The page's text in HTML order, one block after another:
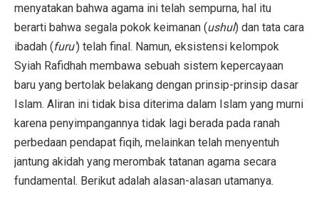
menyatakan bahwa agama ini telah sempurna, hal itu
berarti bahwa segala pokok keimanan (ushul) dan tata cara
ibadah (furu') telah final. Namun, eksistensi kelompok
Syiah Rafidhah membawa sebuah sistem kepercayaan
baru yang bertolak belakang dengan prinsip-prinsip dasar
Islam. Aliran ini tidak bisa diterima dalam Islam yang murni
karena penyimpangannya tidak lagi berada pada ranah
perbedaan pendapat fiqih, melainkan telah menyentuh
jantung akidah yang merombak tatanan agama secara
fundamental. Berikut adalah alasan-alasan utamanya.